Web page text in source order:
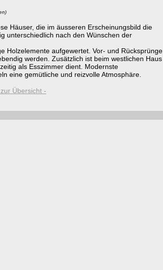
Häuser, die im äusseren Erscheinungsbild die
unterschiedlich nach den Wünschen der
Holzelemente aufgewertet. Vor- und Rücksprünge
werden. Zusätzlich ist beim westlichen Haus
als Esszimmer dient. Modernste
eine gemütliche und reizvolle Atmosphäre.
Übersicht -